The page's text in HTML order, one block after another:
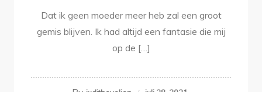
Dat ik geen moeder meer heb zal een groot
gemis blijven. Ik had altijd een fantasie die mij
op de […]